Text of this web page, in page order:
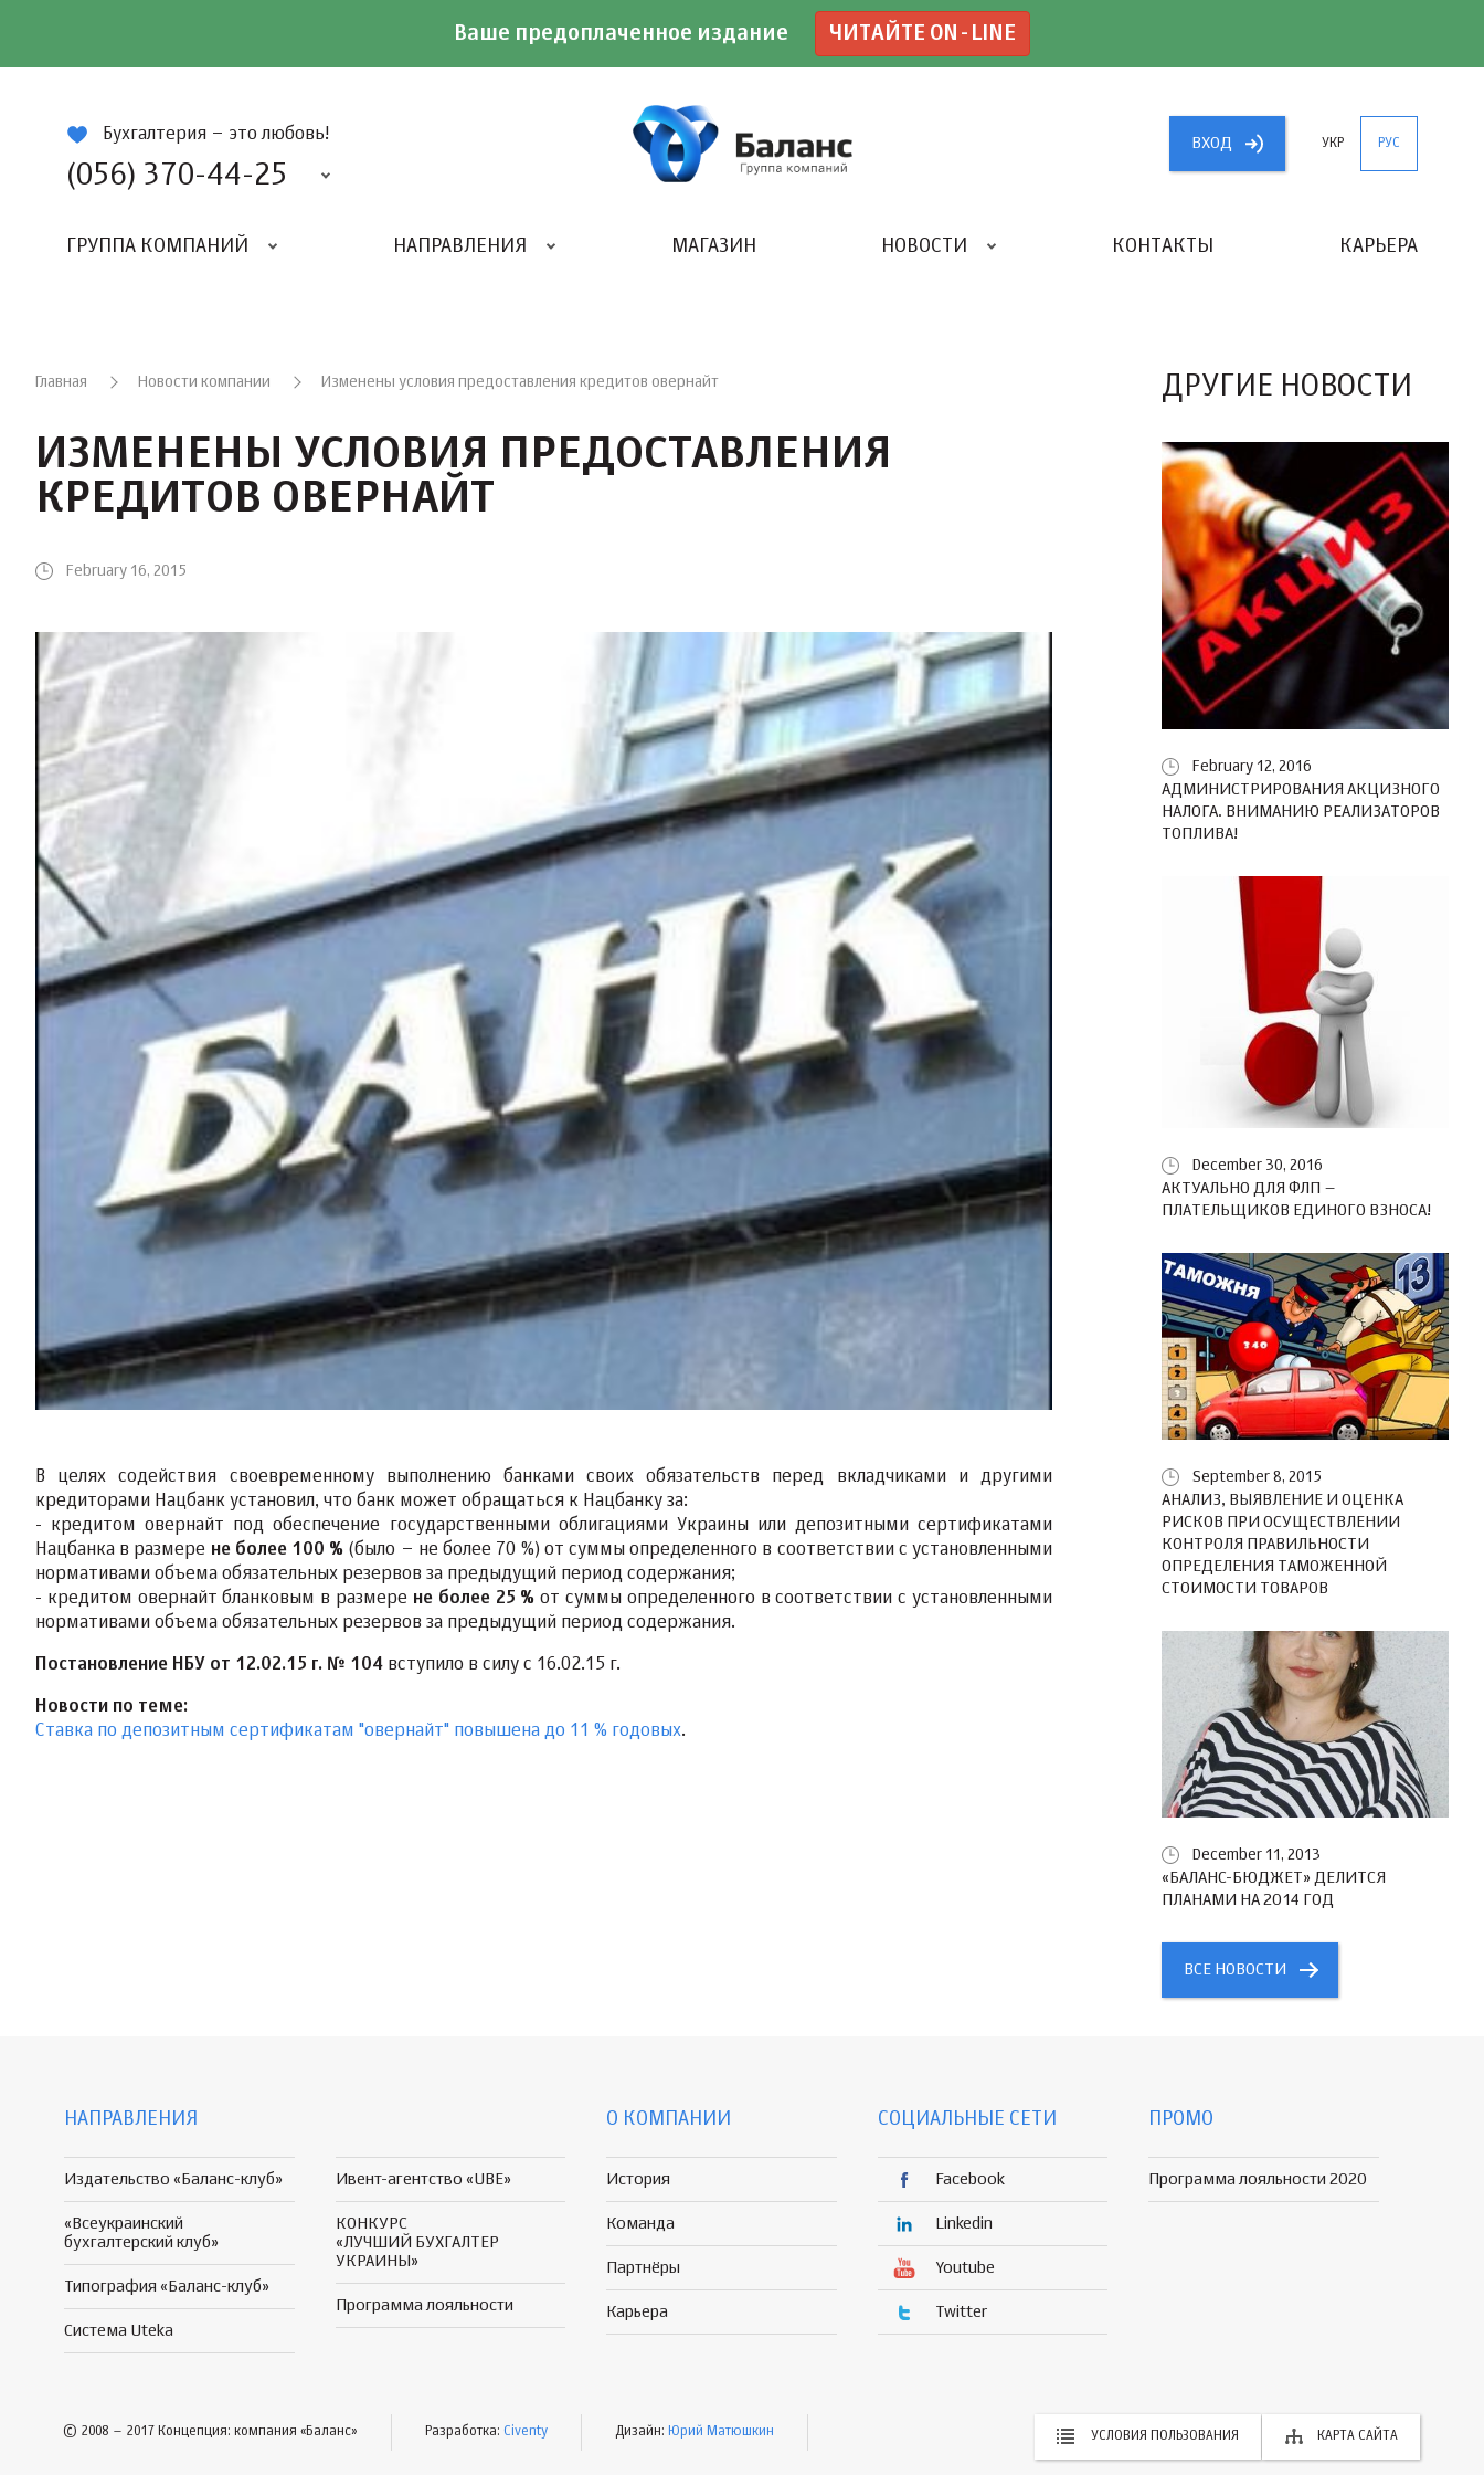
Ваше предоплаченное издание ЧИТАЙТЕ ON-LINE
Бухгалтерия – это любовь!
(056) 370-44-25
ВХОД УКР РУС
ГРУППА КОМПАНИЙ НАПРАВЛЕНИЯ МАГАЗИН НОВОСТИ КОНТАКТЫ КАРЬЕРА
Главная Новости компании Изменены условия предоставления кредитов овернайт
ИЗМЕНЕНЫ УСЛОВИЯ ПРЕДОСТАВЛЕНИЯ
КРЕДИТОВ ОВЕРНАЙТ
February 16, 2015
В целях содействия своевременному выполнению банками своих обязательств перед вкладчиками и другими
кредиторами Нацбанк установил, что банк может обращаться к Нацбанку за:
- кредитом овернайт под обеспечение государственными облигациями Украины или депозитными сертификатами
Нацбанка в размере не более 100 % (было – не более 70 %) от суммы определенного в соответствии с установленными
нормативами объема обязательных резервов за предыдущий период содержания;
- кредитом овернайт бланковым в размере не более 25 % от суммы определенного в соответствии с установленными
нормативами объема обязательных резервов за предыдущий период содержания.
Постановление НБУ от 12.02.15 г. № 104 вступило в силу с 16.02.15 г.
Новости по теме:
Ставка по депозитным сертификатам "овернайт" повышена до 11 % годовых.
ДРУГИЕ НОВОСТИ
February 12, 2016
АДМИНИСТРИРОВАНИЯ АКЦИЗНОГО
НАЛОГА. ВНИМАНИЮ РЕАЛИЗАТОРОВ
ТОПЛИВА!
December 30, 2016
АКТУАЛЬНО ДЛЯ ФЛП –
ПЛАТЕЛЬЩИКОВ ЕДИНОГО ВЗНОСА!
September 8, 2015
АНАЛИЗ, ВЫЯВЛЕНИЕ И ОЦЕНКА
РИСКОВ ПРИ ОСУЩЕСТВЛЕНИИ
КОНТРОЛЯ ПРАВИЛЬНОСТИ
ОПРЕДЕЛЕНИЯ ТАМОЖЕННОЙ
СТОИМОСТИ ТОВАРОВ
December 11, 2013
«БАЛАНС-БЮДЖЕТ» ДЕЛИТСЯ
ПЛАНАМИ НА 2014 ГОД
ВСЕ НОВОСТИ
НАПРАВЛЕНИЯ
Издательство «Баланс-клуб»
«Всеукраинский
бухгалтерский клуб»
Типография «Баланс-клуб»
Система Uteka
Ивент-агентство «UBE»
КОНКУРС
«ЛУЧШИЙ БУХГАЛТЕР
УКРАИНЫ»
Программа лояльности
О КОМПАНИИ
История
Команда
Партнёры
Карьера
СОЦИАЛЬНЫЕ СЕТИ
Facebook
Linkedin
Youtube
Twitter
ПРОМО
Программа лояльности 2020
© 2008 – 2017 Концепция: компания «Баланс» Разработка: Civenty Дизайн: Юрий Матюшкин УСЛОВИЯ ПОЛЬЗОВАНИЯ КАРТА САЙТА